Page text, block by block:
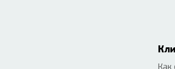
Как